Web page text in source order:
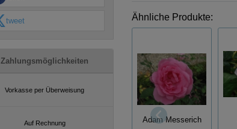
tweet
Zahlungsmöglichkeiten
Vorkasse per Überweisung
Auf Rechnung
Ähnliche Produkte:
Adam Messerich